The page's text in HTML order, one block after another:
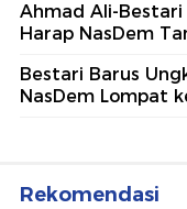
Ahmad Ali-Bestari
Harap NasDem
Bestari Barus
NasDem Lompat
Rekomendasi